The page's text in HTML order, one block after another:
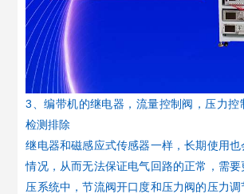
3、编带机的继电器，流量控制阀，压力控
检测排除
继电器和磁感应式传感器一样，长期使用
情况，从而无法保证电气回路的正常，需
压系统中，节流阀开口度和压力阀的压力